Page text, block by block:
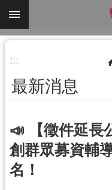
跳到主要內容區塊
進
搜
尋
認
識
:::
最新消息
📣 【徵件延長
創群眾募資輔
名！